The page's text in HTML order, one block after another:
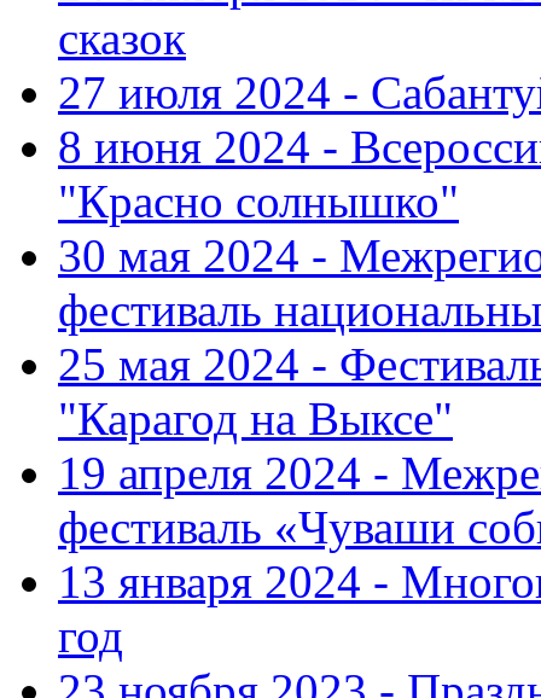
сказок
27 июля 2024 -
8 июня 2024 -
"Красно солнышко"
30 мая 2024 -
фестиваль
25 мая 2024 -
"Карагод на Выксе"
19 апреля 2024 -
фестиваль «Чуваши
13 января 2024 -
год